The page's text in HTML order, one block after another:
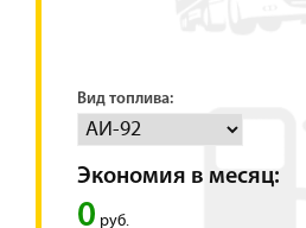
Вид топлива:
Экономия в месяц:
0 руб.